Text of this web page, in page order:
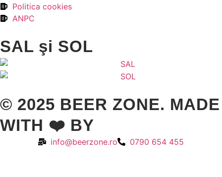
Politica cookies
ANPC
SAL şi SOL
© 2025 BEER ZONE. MADE
WITH ❤️ BY
info@beerzone.ro 0790 654 455